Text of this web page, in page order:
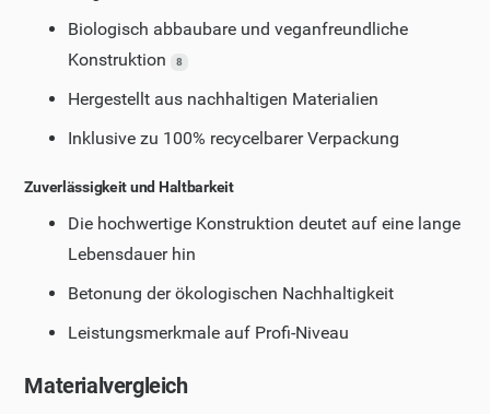
Biologisch abbaubare und veganfreundliche
Konstruktion
8
Hergestellt aus nachhaltigen Materialien
Inklusive zu 100% recycelbarer Verpackung
Zuverlässigkeit und Haltbarkeit
Die hochwertige Konstruktion deutet auf eine lange
Lebensdauer hin
Betonung der ökologischen Nachhaltigkeit
Leistungsmerkmale auf Profi-Niveau
Materialvergleich